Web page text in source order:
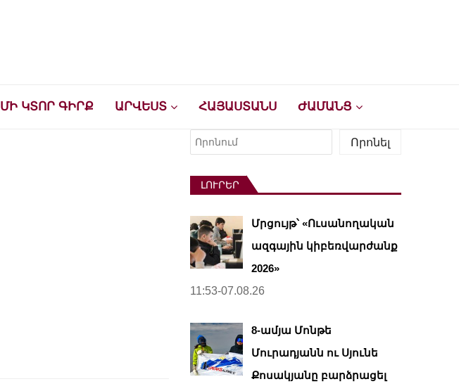
ՄԻ ԿՏՈՐ ԳԻՐՔ ԱՐՎԵՍՏ ՀԱՅԱՍՏԱՆՍ ԺԱՄԱՆՑ
Որոնել
Որոնել
ԼՈՒՐԵՐ
Մրցույթ՝ «Ուսանողական
ազգային կիբեռվարժանք
2026»
11:53-07.08.26
8-ամյա Մոնթե
Մուրադյանն ու Սյունե
Քոսակյանը բարձրացել